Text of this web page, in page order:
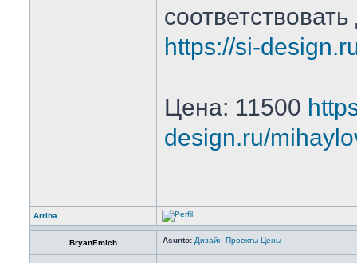
https://si-
Цена: 11500
design.ru/
Arriba
BryanEmich Asunto: Дизайн Проекты Цены